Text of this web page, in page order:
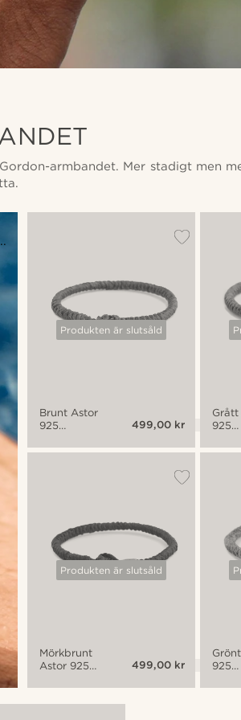
armbandet. Mer stadigt men
Produkten är slutsåld
Brunt Astor
925
499,00 kr
Produkten är slutsåld
Mörkbrunt
Astor 925
499,00 kr
Grått
925
925